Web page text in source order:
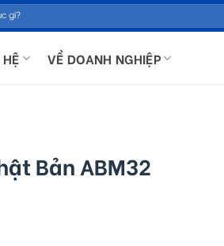
VỀ DOANH NGHIỆP
Bản ABM32